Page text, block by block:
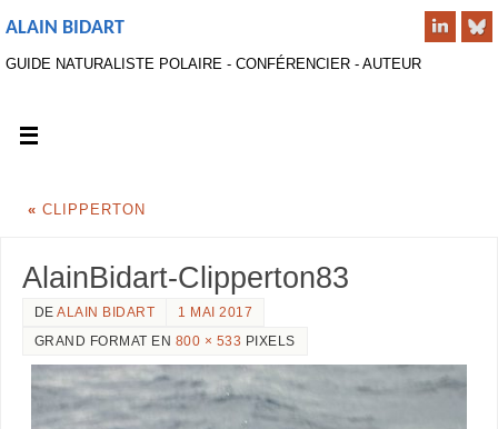
ALAIN BIDART
GUIDE NATURALISTE POLAIRE - CONFÉRENCIER - AUTEUR
« CLIPPERTON
AlainBidart-Clipperton83
DEALAIN BIDART
1 MAI 2017
GRAND FORMAT EN 800 × 533 PIXELS